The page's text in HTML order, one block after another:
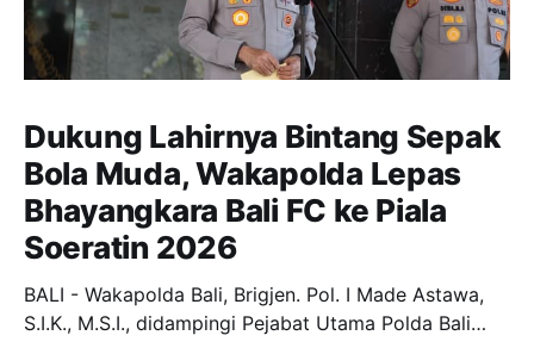
Dukung Lahirnya Bintang Sepak
Bola Muda, Wakapolda Lepas
Bhayangkara Bali FC ke Piala
Soeratin 2026
BALI - Wakapolda Bali, Brigjen. Pol. I Made Astawa,
S.I.K., M.S.I., didampingi Pejabat Utama Polda Bali